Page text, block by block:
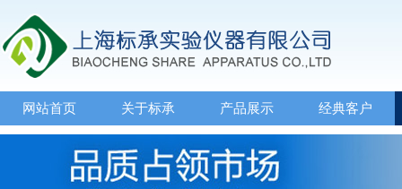
网站首页 关于标承 产品展示 经典客户